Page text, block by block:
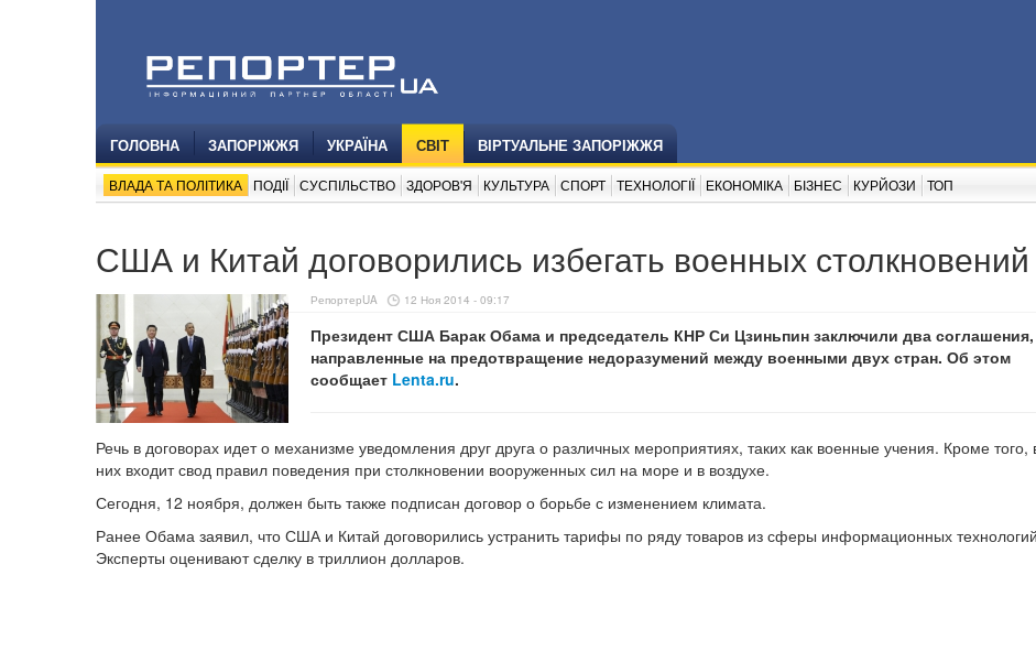
ГОЛОВНА ЗАПОРІЖЖЯ УКРАЇНА СВІТ ВІРТУАЛЬНЕ ЗАПОРІЖЖЯ
ВЛАДА ТА ПОЛІТИКА ПОДІЇ СУСПІЛЬСТВО ЗДОРОВ'Я КУЛЬТУРА СПОРТ ТЕХНОЛОГІЇ ЕКОНОМІКА БІЗНЕС КУРЙОЗИ ТОП
США и Китай договорились избегать военных столкновений
РепортерUA 12 Ноя 2014 - 09:17
Президент США Барак Обама и председатель КНР Си Цзиньпин заключили два соглашения,
направленные на предотвращение недоразумений между военными двух стран. Об этом
сообщает Lenta.ru.
Речь в договорах идет о механизме уведомления друг друга о различных мероприятиях, таких как военные учения. Кроме того,
них входит свод правил поведения при столкновении вооруженных сил на море и в воздухе.
Сегодня, 12 ноября, должен быть также подписан договор о борьбе с изменением климата.
Ранее Обама заявил, что США и Китай договорились устранить тарифы по ряду товаров из сферы информационных
Эксперты оценивают сделку в триллион долларов.